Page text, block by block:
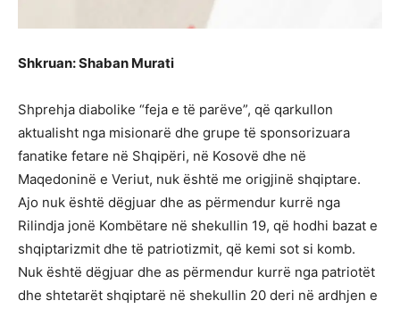
Shkruan: Shaban Murati
Shprehja diabolike “feja e të parëve”, që qarkullon
aktualisht nga misionarë dhe grupe të sponsorizuara
fanatike fetare në Shqipëri, në Kosovë dhe në
Maqedoninë e Veriut, nuk është me origjinë shqiptare.
Ajo nuk është dëgjuar dhe as përmendur kurrë nga
Rilindja jonë Kombëtare në shekullin 19, që hodhi bazat e
shqiptarizmit dhe të patriotizmit, që kemi sot si komb.
Nuk është dëgjuar dhe as përmendur kurrë nga patriotët
dhe shtetarët shqiptarë në shekullin 20 deri në ardhjen e